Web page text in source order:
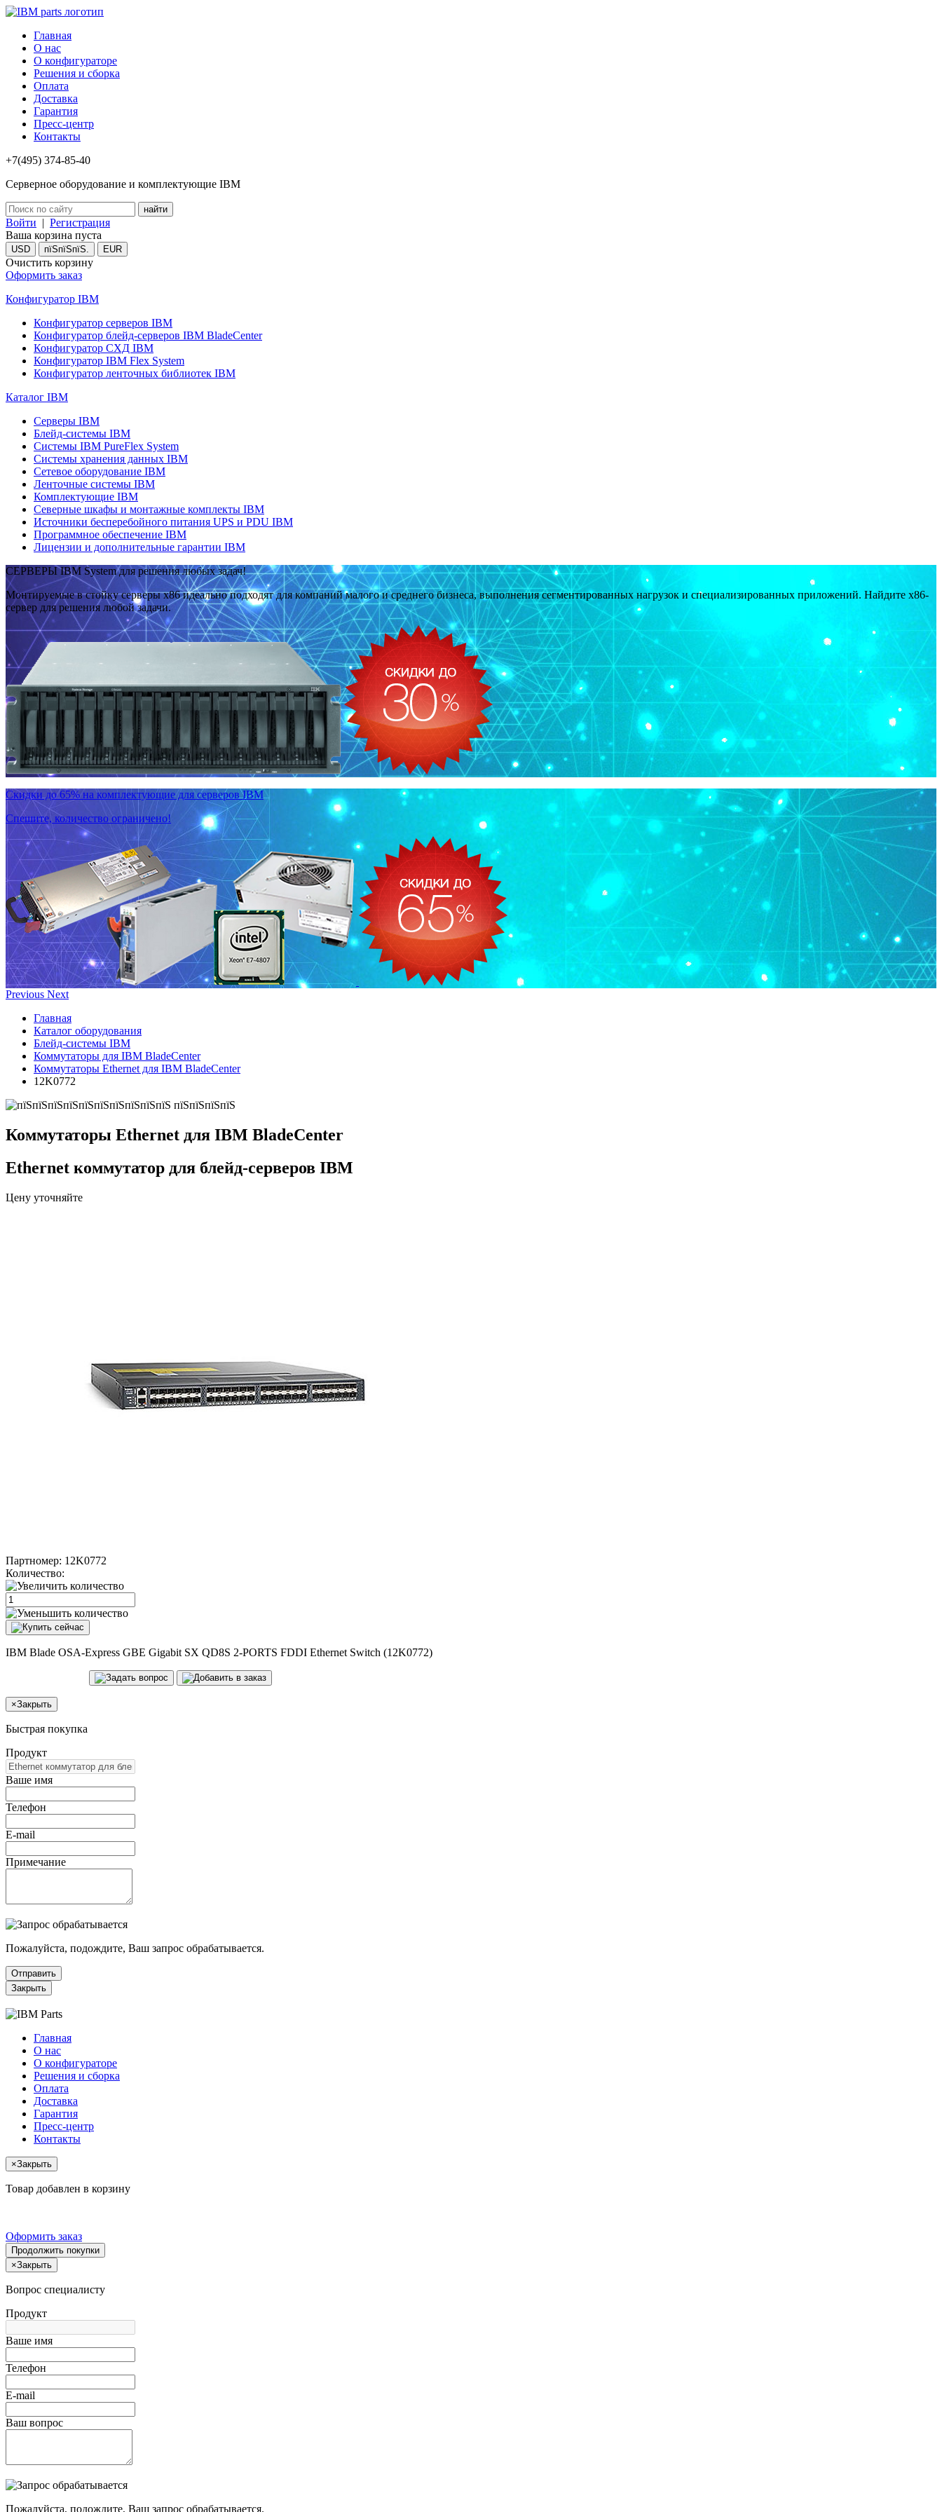
Главная
О нас
О конфигураторе
Решения и сборка
Оплата
Доставка
Гарантия
Пресс-центр
Контакты
+7(495) 374-85-40
Серверное оборудование и комплектующие IBM
Войти | Регистрация
Ваша корзина пуста
USD пїЅпїЅпїЅ. EUR
Очистить корзину
Оформить заказ
Конфигуратор IBM
Конфигуратор серверов IBM
Конфигуратор блейд-серверов IBM BladeCenter
Конфигуратор СХД IBM
Конфигуратор IBM Flex System
Конфигуратор ленточных библиотек IBM
Каталог IBM
Серверы IBM
Блейд-системы IBM
Системы IBM PureFlex System
Системы хранения данных IBM
Сетевое оборудование IBM
Ленточные системы IBM
Комплектующие IBM
Северные шкафы и монтажные комплекты IBM
Источники бесперебойного питания UPS и PDU IBM
Программное обеспечение IBM
Лицензии и дополнительные гарантии IBM
СЕРВЕРЫ IBM System для решения любых задач!
Монтируемые в стойку серверы x86 идеально подходят для компаний малого и среднего бизнеса, выполнения сегментированных нагрузок и специализированных приложений. Найдите x86-
сервер для решения любой задачи.
Скидки до 65% на комплектующие для серверов IBM
Спешите, количество ограничено!
Previous Next
Главная
Каталог оборудования
Блейд-системы IBM
Коммутаторы для IBM BladeCenter
Коммутаторы Ethernet для IBM BladeCenter
12K0772
Коммутаторы Ethernet для IBM BladeCenter
Ethernet коммутатор для блейд-серверов IBM
Цену уточняйте
Партномер: 12K0772
Количество:
IBM Blade OSA-Express GBE Gigabit SX QD8S 2-PORTS FDDI Ethernet Switch (12K0772)
×Закрыть
Быстрая покупка
Продукт
Ваше имя
Телефон
E-mail
Примечание
Пожалуйста, подождите, Ваш запрос обрабатывается.
Отправить
Закрыть
Главная
О нас
О конфигураторе
Решения и сборка
Оплата
Доставка
Гарантия
Пресс-центр
Контакты
×Закрыть
Товар добавлен в корзину
Оформить заказ
Продолжить покупки
×Закрыть
Вопрос специалисту
Продукт
Ваше имя
Телефон
E-mail
Ваш вопрос
Пожалуйста, подождите, Ваш запрос обрабатывается.